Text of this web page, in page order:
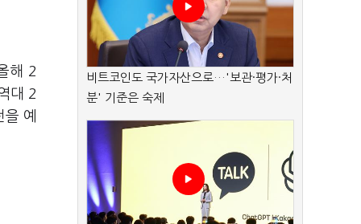
해 2
대 2
예
비트코인도 국가자산으로…'보관·평가·처
분' 기준은 숙제